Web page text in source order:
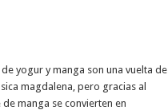
yogur y manga son una vuelta de
magdalena, pero gracias al
manga se convierten en